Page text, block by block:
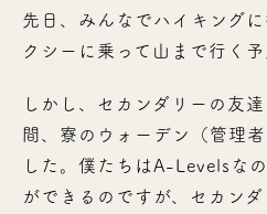
先日、みんなでハイキング
クシーに乗って山まで行く予
しかし、セカンダリーの友
間、寮のウォーデン（管理
した。僕たちはA-Levelsな
ができるのですが、セカン